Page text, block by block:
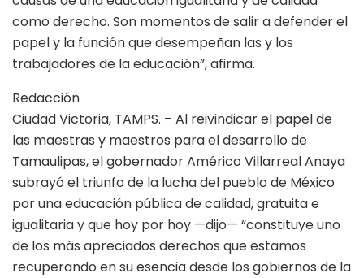
como derecho. Son momentos de salir a defender el
papel y la función que desempeñan las y los
trabajadores de la educación”, afirma.
Redacción
Ciudad Victoria, TAMPS. – Al reivindicar el papel de
las maestras y maestros para el desarrollo de
Tamaulipas, el gobernador Américo Villarreal Anaya
subrayó el triunfo de la lucha del pueblo de México
por una educación pública de calidad, gratuita e
igualitaria y que hoy por hoy —dijo— “constituye uno
de los más apreciados derechos que estamos
recuperando en su esencia desde los gobiernos de la